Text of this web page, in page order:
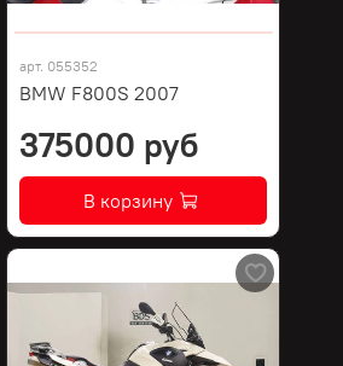
арт. 055352
BMW F800S 2007
375000 руб
В корзину